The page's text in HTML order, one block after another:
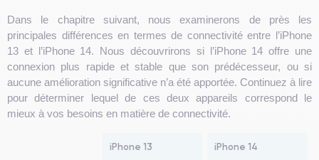
Dans le chapitre suivant, nous examinerons de près les
principales différences en termes de connectivité entre l’iPhone
13 et l’iPhone 14. Nous découvrirons si l’iPhone 14 offre une
connexion plus rapide et stable que son prédécesseur, ou si
aucune amélioration significative n’a été apportée. Continuez à lire
pour déterminer lequel de ces deux appareils correspond le
mieux à vos besoins en matière de connectivité.
iPhone 13 iPhone 14